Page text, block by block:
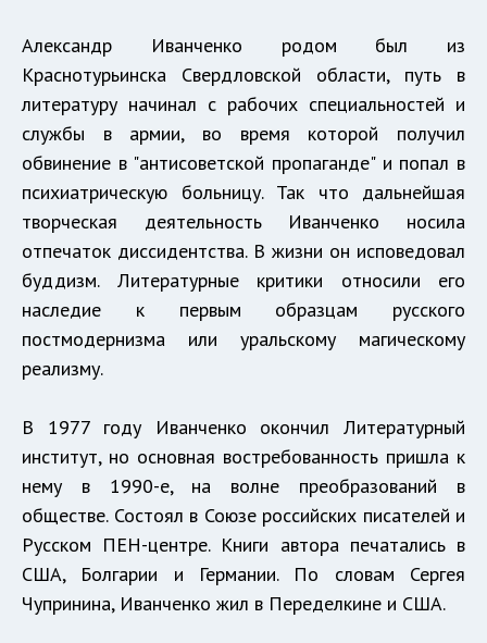
Александр Иванченко родом был из
Краснотурьинска Свердловской области, путь в
литературу начинал с рабочих специальностей и
службы в армии, во время которой получил
обвинение в "антисоветской пропаганде" и попал в
психиатрическую больницу. Так что дальнейшая
творческая деятельность Иванченко носила
отпечаток диссидентства. В жизни он исповедовал
буддизм. Литературные критики относили его
наследие к первым образцам русского
постмодернизма или уральскому магическому
реализму.
В 1977 году Иванченко окончил Литературный
институт, но основная востребованность пришла к
нему в 1990-е, на волне преобразований в
обществе. Состоял в Союзе российских писателей и
Русском ПЕН-центре. Книги автора печатались в
США, Болгарии и Германии. По словам Сергея
Чупринина, Иванченко жил в Переделкине и США.